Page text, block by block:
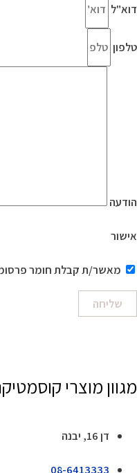
דוא"ל
טלפון
הודעה
אישור
מאשר/ת קבלת חומר
שליחה
מגוון מוצרי
דן 16, יבנה
08-6413333